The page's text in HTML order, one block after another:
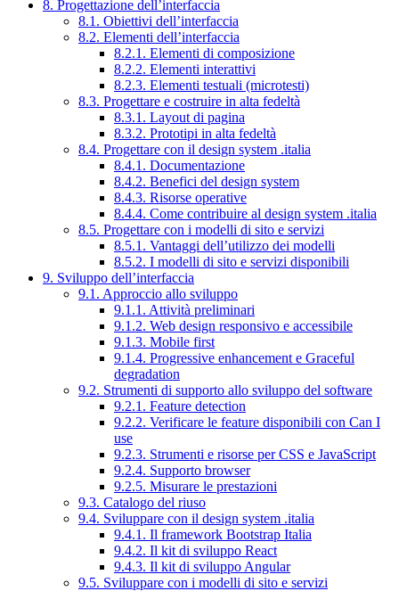
8. Progettazione dell’interfaccia
8.1. Obiettivi dell’interfaccia
8.2. Elementi dell’interfaccia
8.2.1. Elementi di composizione
8.2.2. Elementi interattivi
8.2.3. Elementi testuali (microtesti)
8.3. Progettare e costruire in alta fedeltà
8.3.1. Layout di pagina
8.3.2. Prototipi in alta fedeltà
8.4. Progettare con il design system .italia
8.4.1. Documentazione
8.4.2. Benefici del design system
8.4.3. Risorse operative
8.4.4. Come contribuire al design system .italia
8.5. Progettare con i modelli di sito e servizi
8.5.1. Vantaggi dell’utilizzo dei modelli
8.5.2. I modelli di sito e servizi disponibili
9. Sviluppo dell’interfaccia
9.1. Approccio allo sviluppo
9.1.1. Attività preliminari
9.1.2. Web design responsivo e accessibile
9.1.3. Mobile first
9.1.4. Progressive enhancement e Graceful
degradation
9.2. Strumenti di supporto allo sviluppo del software
9.2.1. Feature detection
9.2.2. Verificare le feature disponibili con Can I
use
9.2.3. Strumenti e risorse per CSS e JavaScript
9.2.4. Supporto browser
9.2.5. Misurare le prestazioni
9.3. Catalogo del riuso
9.4. Sviluppare con il design system .italia
9.4.1. Il framework Bootstrap Italia
9.4.2. Il kit di sviluppo React
9.4.3. Il kit di sviluppo Angular
9.5. Sviluppare con i modelli di sito e servizi